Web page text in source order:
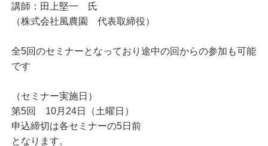
講師：田上堅一 氏
（株式会社風農園 代表取締役）
全5回のセミナーとなっており途中の回からの参加も可能
です
（セミナー実施日）
第5回 10月24日（土曜日）
申込締切は各セミナーの5日前
となります。